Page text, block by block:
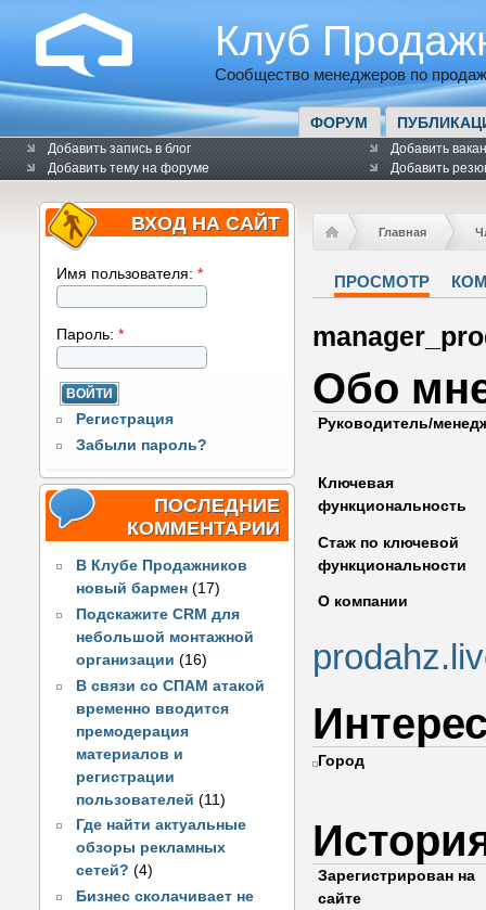
Клуб
Сообщество менеджеров по
ФОРУМ
Добавить запись в блог
Добавить тему на форуме
Добавить
Добавить
ВХОД НА САЙТ
Имя пользователя: *
Пароль: *
Регистрация
Забыли пароль?
ПОСЛЕДНИЕ
КОММЕНТАРИИ
В Клубе Продажников
новый бармен (17)
Подскажите CRM для
небольшой монтажной
организации (16)
В связи со СПАМ атакой
временно вводится
премодерация
материалов и
регистрации
пользователей(11)
Где найти актуальные
обзоры рекламных
сетей? (4)
Бизнес сколачивает не
Главная
ПРОСМОТР
Обо
Руководитель/
Ключевая
функциональность
Стаж по ключевой
функциональности
О компании
Город
Зарегистрирован на
сайте